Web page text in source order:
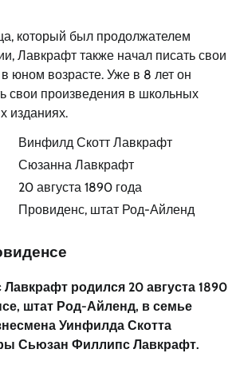
который был продолжателем
Лавкрафт также начал писать свои
юном возрасте. Уже в 8 лет он
свои произведения в школьных
изданиях.
Винфилд Скотт Лавкрафт
Сюзанна Лавкрафт
20 августа 1890 года
Провиденс, штат Род-Айленд
родился 20 августа 1890
штат Род-Айленд, в семье
Уинфилда Скотта
Сьюзан Филлипс Лавкрафт.